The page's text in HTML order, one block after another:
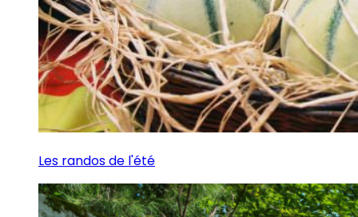
Les randos de l'été